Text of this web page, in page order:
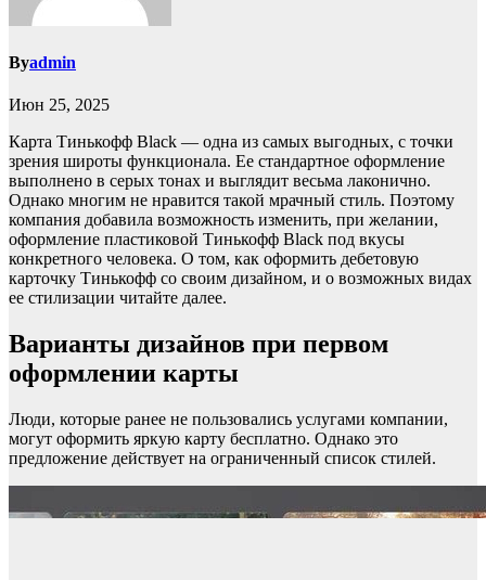
Byadmin
Июн 25, 2025
Карта Тинькофф Black — одна из самых выгодных, с точки
зрения широты функционала. Ее стандартное оформление
выполнено в серых тонах и выглядит весьма лаконично.
Однако многим не нравится такой мрачный стиль. Поэтому
компания добавила возможность изменить, при желании,
оформление пластиковой Тинькофф Black под вкусы
конкретного человека. О том, как оформить дебетовую
карточку Тинькофф со своим дизайном, и о возможных видах
ее стилизации читайте далее.
Варианты дизайнов при первом
оформлении карты
Люди, которые ранее не пользовались услугами компании,
могут оформить яркую карту бесплатно. Однако это
предложение действует на ограниченный список стилей.